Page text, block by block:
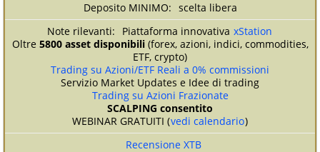
scelta libera
Piattaforma innovativa xStation
Oltre 5800 asset disponibili(forex, azioni, indici, commodities,
ETF, crypto)
Trading su Azioni/ETF Reali a 0% commissioni
Servizio Market Updates e Idee di trading
Trading su Azioni Frazionate
SCALPING consentito
WEBINAR GRATUITI (vedi calendario)
Recensione XTB